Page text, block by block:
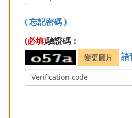
( 忘記密碼 )
(必填)驗證碼：
語